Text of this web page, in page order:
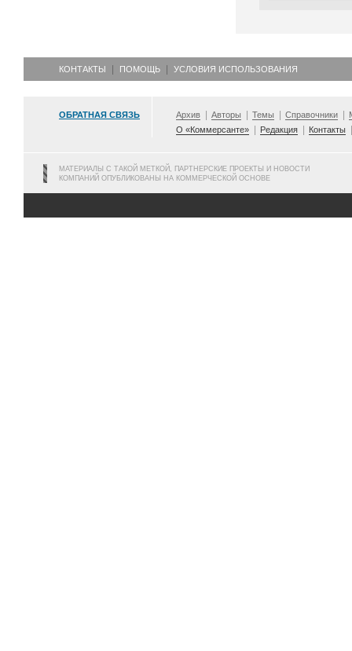
КОНТАКТЫ ПОМОЩЬ УСЛОВИЯ ИСПОЛЬЗОВАНИЯ
ОБРАТНАЯ СВЯЗЬ Архив Авторы Темы Справочники
О «Коммерсанте»
Редакция Контакты
МАТЕРИАЛЫ С ТАКОЙ МЕТКОЙ, ПАРТНЕРСКИЕ ПРОЕКТЫ И НОВОСТИ
КОМПАНИЙ ОПУБЛИКОВАНЫ НА КОММЕРЧЕСКОЙ ОСНОВЕ